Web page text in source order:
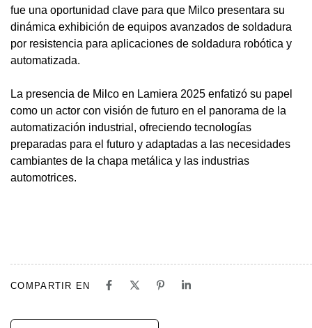
fue una oportunidad clave para que Milco presentara su
dinámica exhibición de equipos avanzados de soldadura
por resistencia para aplicaciones de soldadura robótica y
automatizada.
La presencia de Milco en Lamiera 2025 enfatizó su papel
como un actor con visión de futuro en el panorama de la
automatización industrial, ofreciendo tecnologías
preparadas para el futuro y adaptadas a las necesidades
cambiantes de la chapa metálica y las industrias
automotrices.
COMPARTIR EN